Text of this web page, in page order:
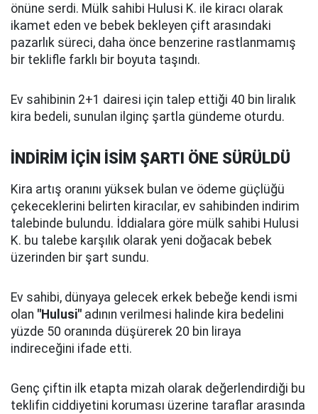
önüne serdi. Mülk sahibi Hulusi K. ile kiracı olarak
ikamet eden ve bebek bekleyen çift arasındaki
pazarlık süreci, daha önce benzerine rastlanmamış
bir teklifle farklı bir boyuta taşındı.
Ev sahibinin 2+1 dairesi için talep ettiği 40 bin liralık
kira bedeli, sunulan ilginç şartla gündeme oturdu.
İNDİRİM İÇİN İSİM ŞARTI ÖNE SÜRÜLDÜ
Kira artış oranını yüksek bulan ve ödeme güçlüğü
çekeceklerini belirten kiracılar, ev sahibinden indirim
talebinde bulundu. İddialara göre mülk sahibi Hulusi
K. bu talebe karşılık olarak yeni doğacak bebek
üzerinden bir şart sundu.
Ev sahibi, dünyaya gelecek erkek bebeğe kendi ismi
olan "Hulusi" adının verilmesi halinde kira bedelini
yüzde 50 oranında düşürerek 20 bin liraya
indireceğini ifade etti.
Genç çiftin ilk etapta mizah olarak değerlendirdiği bu
teklifin ciddiyetini koruması üzerine taraflar arasında